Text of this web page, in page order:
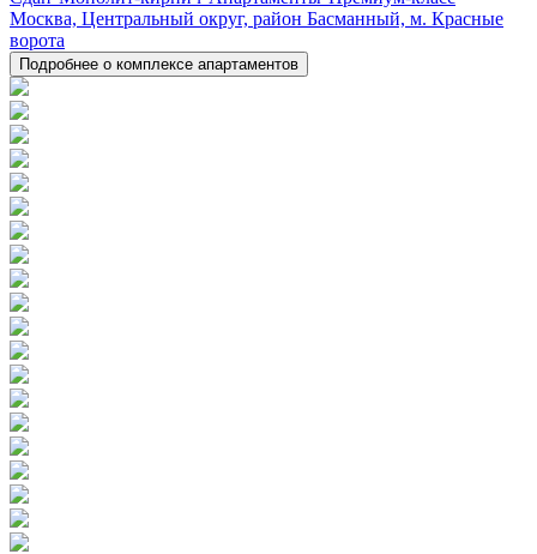
Москва, Центральный округ, район Басманный, м. Красные
ворота
Подробнее о комплексе апартаментов